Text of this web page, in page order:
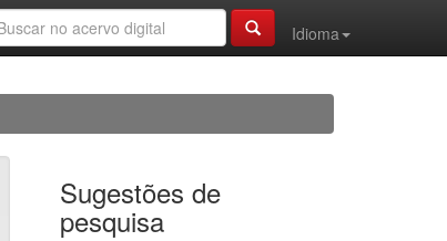
Idioma
Sugestões de
pesquisa